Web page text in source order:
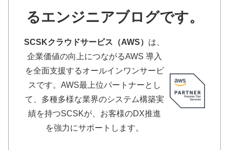
るエンジニアブログです。
SCSKクラウドサービス（AWS） は、
企業価値の向上につながるAWS 導入
を全面支援するオールインワンサービ
スです。AWS最上位パートナーとし
て、多種多様な業界のシステム構築実
績を持つSCSKが、お客様のDX推進
を強力にサポートします。